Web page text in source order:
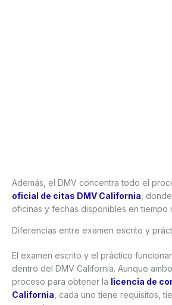
Además, el DMV concentra todo el
oficial de citas DMV California ,
oficinas y fechas disponibles en tiempo
Diferencias entre examen escrito y
El examen escrito y el práctico
dentro del DMV California. Aunque
proceso para obtener la licencia de
California , cada uno tiene requisitos,